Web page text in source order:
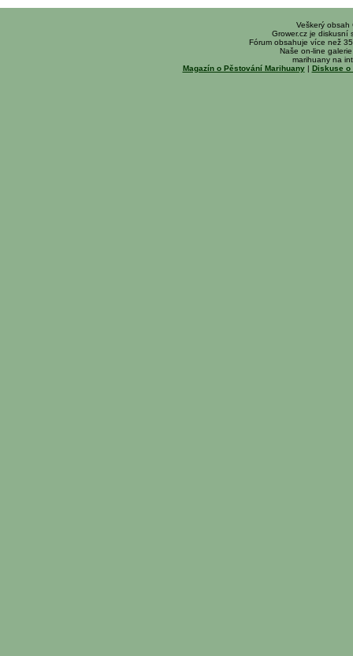
Veškerý obsah
Grower.cz je diskusní
Fórum obsahuje více než
Naše on-line
marihuany na
Magazín o Pěstování Marihuany| Diskuse o